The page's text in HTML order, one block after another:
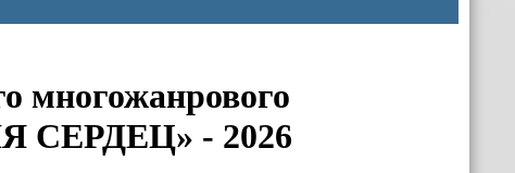
многожанрового
СЕРДЕЦ» - 2026